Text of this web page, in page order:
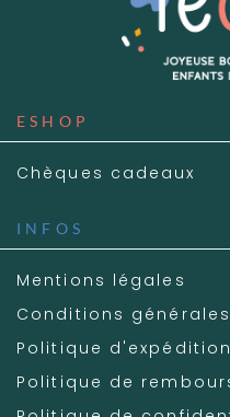
ESHOP
Chèques cadeaux
INFOS
Mentions légales
Conditions
Politique d'expédition
Politique de